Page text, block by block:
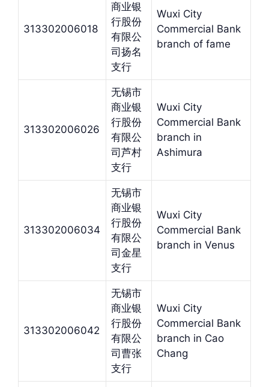
313302006018
商业银
行股份
有限公
司扬名
支行
Wuxi City
Commercial Bank
branch of fame
313302006026
无锡市
商业银
行股份
有限公
司芦村
支行
Wuxi City
Commercial Bank
branch in
Ashimura
313302006034
无锡市
商业银
行股份
有限公
司金星
支行
Wuxi City
Commercial Bank
branch in Venus
313302006042
无锡市
商业银
行股份
有限公
司曹张
支行
Wuxi City
Commercial Bank
branch in Cao
Chang